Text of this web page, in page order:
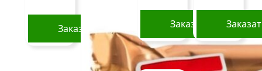
Заказать Заказать